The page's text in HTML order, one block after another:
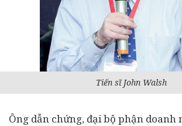
Tiến sĩ John Walsh
Ông dẫn chứng, đại bộ phận doanh